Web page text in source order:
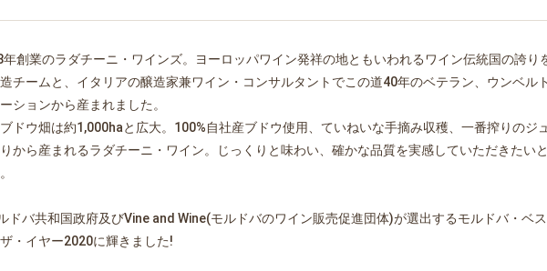
年創業のラダチーニ・ワインズ。ヨーロッパワイン発祥の地ともいわれるワイン伝統国の誇り
チームと、イタリアの醸造家兼ワイン・コンサルタントでこの道40年のベテラン、ウンベル
ションから産まれました。
ドウ畑は約1,000haと広大。100%自社産ブドウ使用、ていねいな手摘み収穫、一番搾りのジ
から産まれるラダチーニ・ワイン。じっくりと味わい、確かな品質を実感していただきたい
ドバ共和国政府及びVine and Wine(モルドバのワイン販売促進団体)が選出するモルドバ・ベ
・イヤー2020に輝きました!